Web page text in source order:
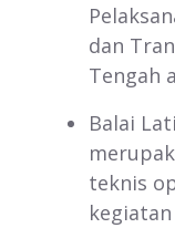
dan
Tengah
Balai
teknis